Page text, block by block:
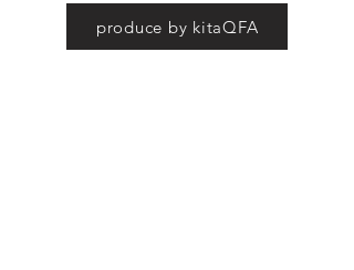
produce by kitaQFA